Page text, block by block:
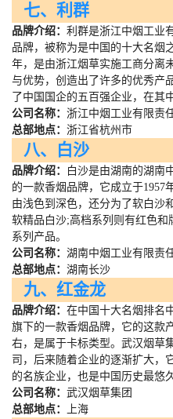
七、利群
品牌介绍： 利群是浙江中烟工业
品牌，被称为是中国的十大名烟
年，是由浙江烟草实施工商分离
与优势，创造出了许多的优秀产
了中国国企的五百强企业，在其
公司名称： 浙江中烟工业有限责
总部地点： 浙江省杭州市
八、白沙
品牌介绍：
白沙是由湖南的湖南
的一款香烟品牌，它成立于1957
由浅色到深色，还分为了软白沙
软精品白沙;高档系列则有红色和
系列产品。
公司名称： 湖南中烟工业有限责
总部地点： 湖南长沙
九、红金龙
品牌介绍： 在中国十大名烟排名
旗下的一款香烟品牌，它的这款
右，是属于卡标类型。武汉烟草
司，后来随着企业的逐渐扩大，
的名族企业，也是中国历史最悠
公司名称： 武汉烟草集团
总部地点：
上海